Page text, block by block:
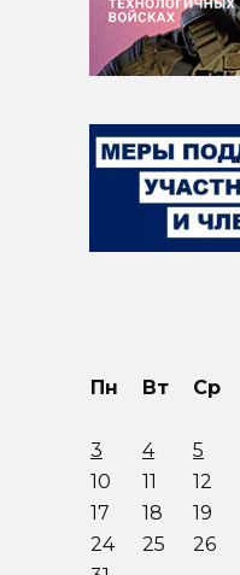
Пн Вт Ср
3
4 5
10
11 12
17
18 19
24
25 26